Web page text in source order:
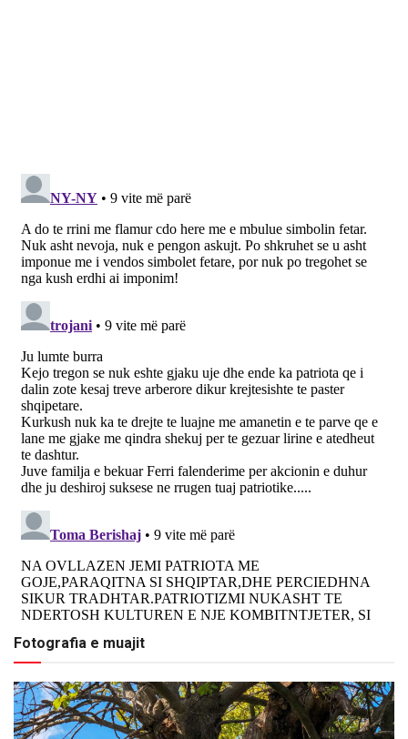
Fotografia e muajit